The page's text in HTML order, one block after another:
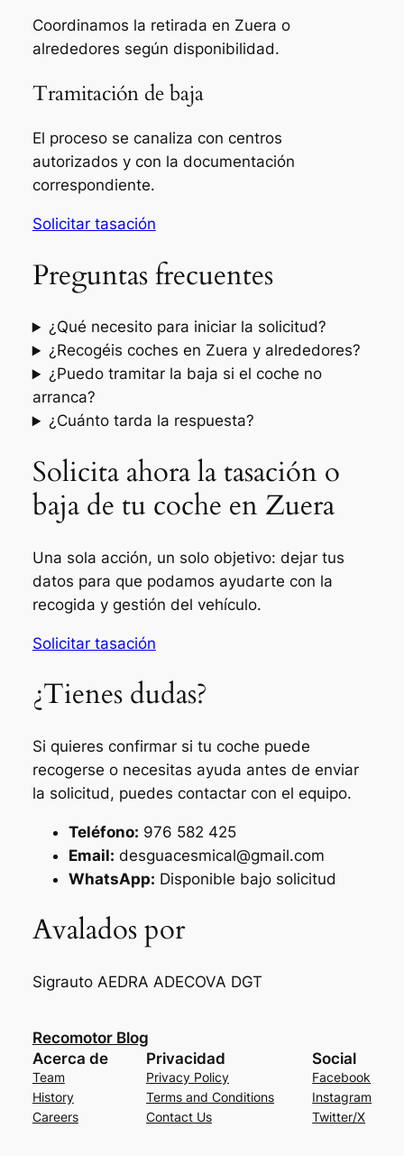
Coordinamos la retirada en Zuera o
alrededores según disponibilidad.
Tramitación de baja
El proceso se canaliza con centros
autorizados y con la documentación
correspondiente.
Solicitar tasación
Preguntas frecuentes
¿Qué necesito para iniciar la solicitud?
¿Recogéis coches en Zuera y alrededores?
¿Puedo tramitar la baja si el coche no
arranca?
¿Cuánto tarda la respuesta?
Solicita ahora la tasación o
baja de tu coche en Zuera
Una sola acción, un solo objetivo: dejar tus
datos para que podamos ayudarte con la
recogida y gestión del vehículo.
Solicitar tasación
¿Tienes dudas?
Si quieres confirmar si tu coche puede
recogerse o necesitas ayuda antes de enviar
la solicitud, puedes contactar con el equipo.
Teléfono: 976 582 425
Email: desguacesmical@gmail.com
WhatsApp: Disponible bajo solicitud
Avalados por
Sigrauto AEDRA ADECOVA DGT
Recomotor Blog
Acerca de
Team
History
Careers
Privacidad
Privacy Policy
Terms and Conditions
Contact Us
Social
Facebook
Instagram
Twitter/X